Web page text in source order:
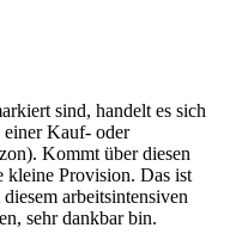
sind, handelt es sich
Kauf- oder
Kommt über diesen
kleine Provision. Das ist
arbeitsintensiven
sehr dankbar bin.